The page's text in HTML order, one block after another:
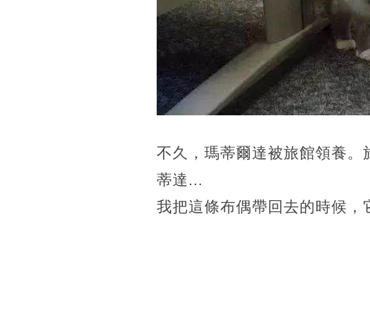
不久，瑪蒂爾達被旅館領養
蒂達...
我把這條布偶帶回去的時候，